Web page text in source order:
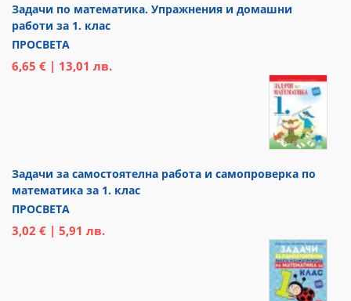
Задачи по математика. Упражнения и домашни
работи за 1. клас
ПРОСВЕТА
6,65 € | 13,01 лв.
Задачи за самостоятелна работа и самопроверка по
математика за 1. клас
ПРОСВЕТА
3,02 € | 5,91 лв.